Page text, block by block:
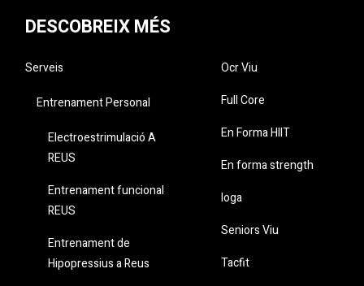
DESCOBREIX MÉS
Serveis
Entrenament Personal
Electroestrimulació A
REUS
Entrenament funcional
REUS
Entrenament de
Hipopressius a Reus
Ocr Viu
Full Core
En Forma HIIT
En forma strength
Ioga
Seniors Viu
Tacfit